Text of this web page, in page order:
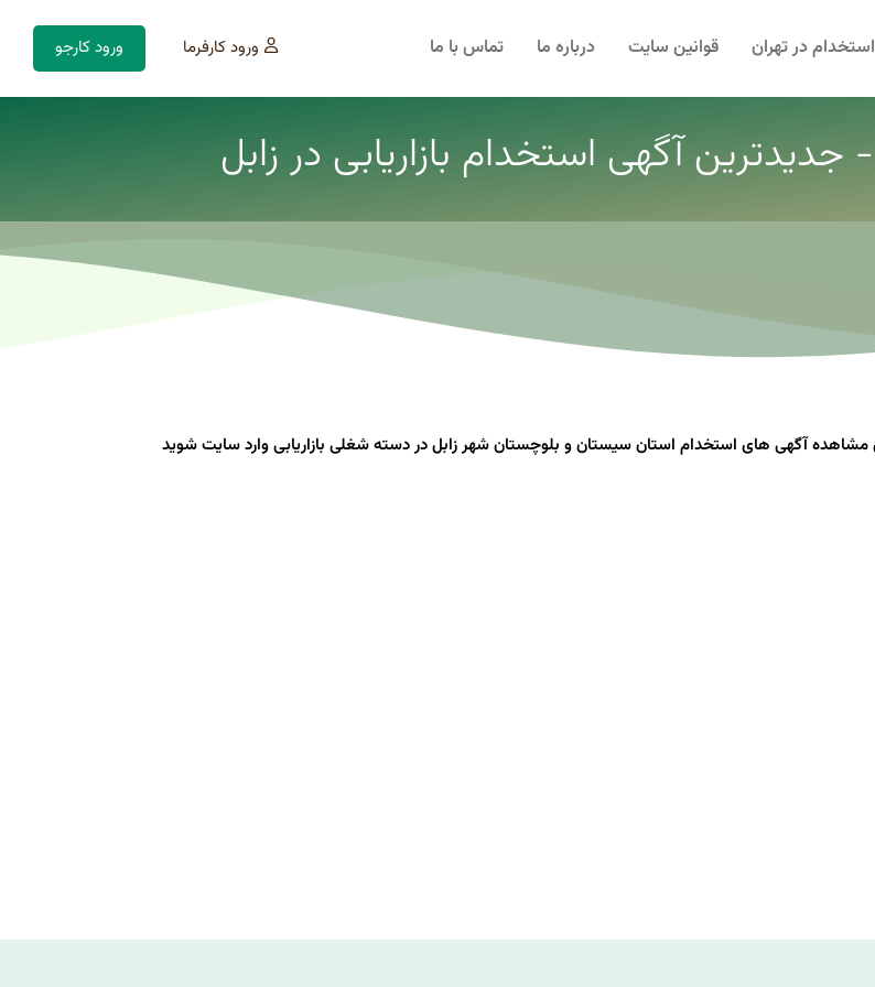
استخدام در تهران قوانین سایت درباره ما تماس با ما ورود کارفرما ورود کارجو
جدیدترین آگهی استخدام بازاریابی در زابل
مشاهده آگهی های استخدام استان سیستان و بلوچستان شهر زابل در دسته شغلی بازاریابی وارد سایت شوید